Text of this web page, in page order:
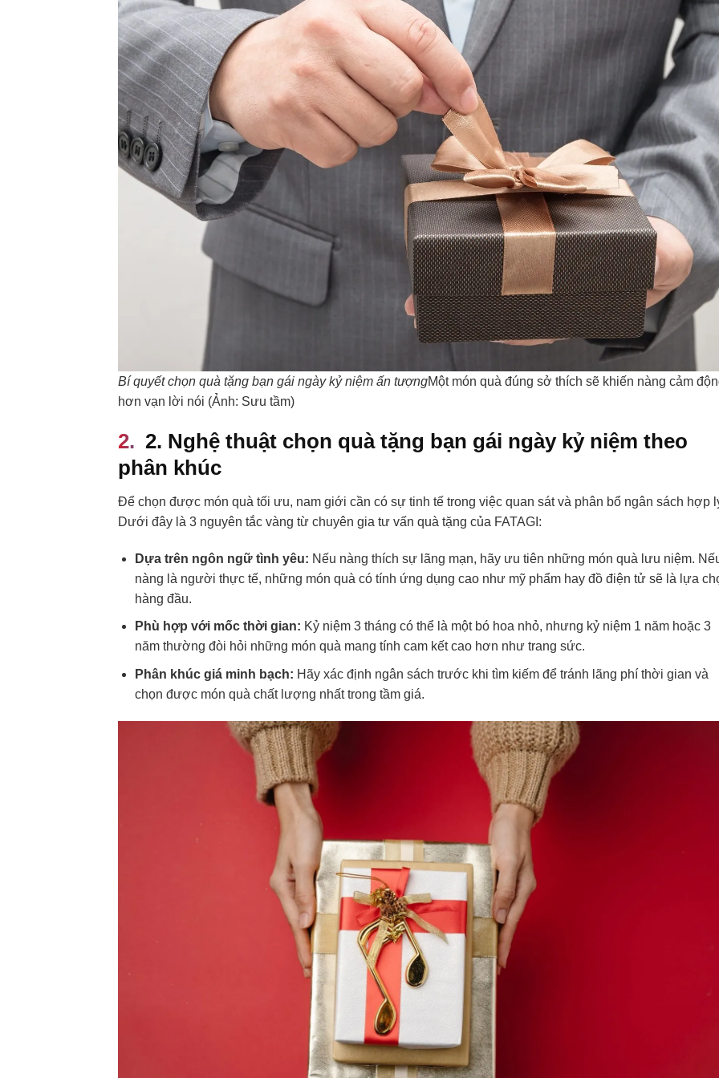
Bí quyết chọn quà tặng bạn gái ngày kỷ niệm ấn tượngMột món quà đúng sở thích sẽ khiến nàng cảm
hơn vạn lời nói (Ảnh: Sưu tầm)
2. Nghệ thuật chọn quà tặng bạn gái ngày kỷ niệm theo
phân khúc
Để chọn được món quà tối ưu, nam giới cần có sự tinh tế trong việc quan sát và phân bổ ngân sách hợp
Dưới đây là 3 nguyên tắc vàng từ chuyên gia tư vấn quà tặng của FATAGI:
Dựa trên ngôn ngữ tình yêu: Nếu nàng thích sự lãng mạn, hãy ưu tiên những món quà lưu niệm.
nàng là người thực tế, những món quà có tính ứng dụng cao như mỹ phẩm hay đồ điện tử sẽ là lựa
hàng đầu.
Phù hợp với mốc thời gian: Kỷ niệm 3 tháng có thể là một bó hoa nhỏ, nhưng kỷ niệm 1 năm hoặc 3
năm thường đòi hỏi những món quà mang tính cam kết cao hơn như trang sức.
Phân khúc giá minh bạch: Hãy xác định ngân sách trước khi tìm kiếm để tránh lãng phí thời gian và
chọn được món quà chất lượng nhất trong tầm giá.